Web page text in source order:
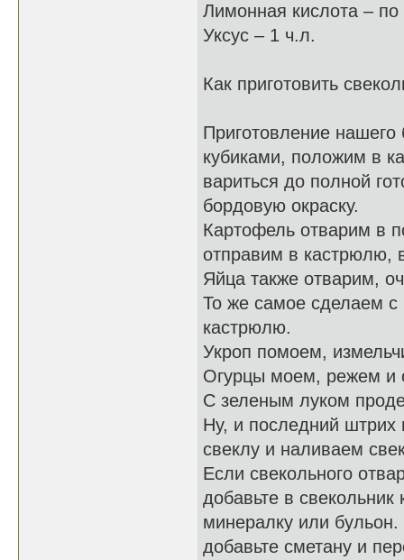
Лимонная кислота – по
Уксус – 1 ч.л.
Как приготовить
Приготовление
кубиками, положим в
вариться до полной
бордовую окраску.
Картофель отварим в
отправим в кастрюлю,
Яйца также отварим,
То же самое сделаем
кастрюлю.
Укроп помоем,
Огурцы моем, режем и
С зеленым луком
Ну, и последний
свеклу и наливаем
Если свекольного
добавьте в
минералку или
добавьте сметану и